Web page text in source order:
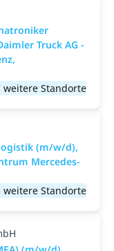
Truck AG -
weitere Standorte
(m/w/d),
Mercedes-
weitere Standorte